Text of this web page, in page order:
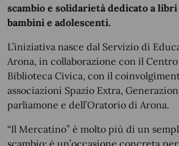
scambio e solidarietà dedicato a
bambini e adolescenti.
L’iniziativa nasce dal Servizio di
Arona, in collaborazione con il
Biblioteca Civica, con il
associazioni Spazio Extra,
parliamone e dell’Oratorio di Arona.
“Il Mercatino” è molto più di un
scambio: è un’occasione concreta